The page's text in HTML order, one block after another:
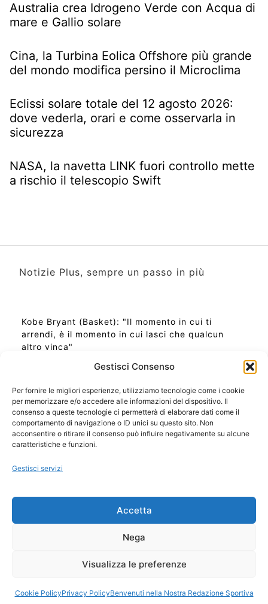
Gestisci Consenso
Per fornire le migliori esperienze, utilizziamo tecnologie come i cookie
per memorizzare e/o accedere alle informazioni del dispositivo. Il
consenso a queste tecnologie ci permetterà di elaborare dati come il
comportamento di navigazione o ID unici su questo sito. Non
acconsentire o ritirare il consenso può influire negativamente su alcune
caratteristiche e funzioni.
Gestisci servizi
Accetta
Nega
Visualizza le preferenze
Cookie PolicyPrivacy PolicyBenvenuti nella Nostra Redazione Sportiva
Australia crea Idrogeno Verde con Acqua di
mare e Gallio solare
Cina, la Turbina Eolica Offshore più grande
del mondo modifica persino il Microclima
Eclissi solare totale del 12 agosto 2026:
dove vederla, orari e come osservarla in
sicurezza
NASA, la navetta LINK fuori controllo mette
a rischio il telescopio Swift
Notizie Plus, sempre un passo in più
Kobe Bryant (Basket): "Il momento in cui ti
arrendi, è il momento in cui lasci che qualcun
altro vinca"
Ora Esatta in Italia in questo momento
Ti Senti Strano Ultimamente? Potrebbe Essere per
la Risonanza di Schumann
Come Sapere Se Stai Ascendendo alla Quinta
Copyright 2026 NotiziePlus.com
📰 Contenuto Umano Verificato
Privacy Coockie
Pubblicità